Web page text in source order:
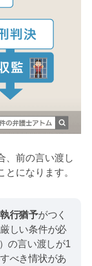
、前の言い渡し
になります。
行猶予がつく
しい条件が必
の言い渡しが1
べき情状があ